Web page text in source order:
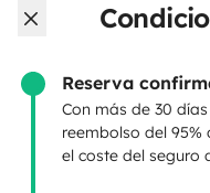
Reserva
Con más de 30
reembolso del
el coste del seguro
PROPIETARIOS
Anunciar un vehículo